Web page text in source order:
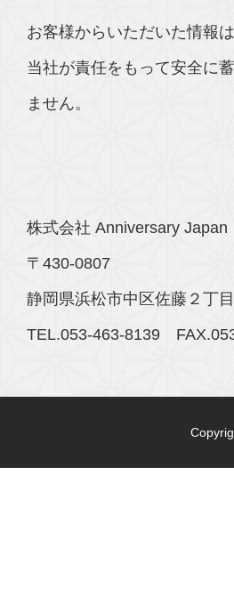
お客様からいただいた情報
当社が責任をもって安全に
ません。
株式会社 Anniversary Japan
〒430-0807
静岡県浜松市中区佐藤２丁
TEL.053-463-8139